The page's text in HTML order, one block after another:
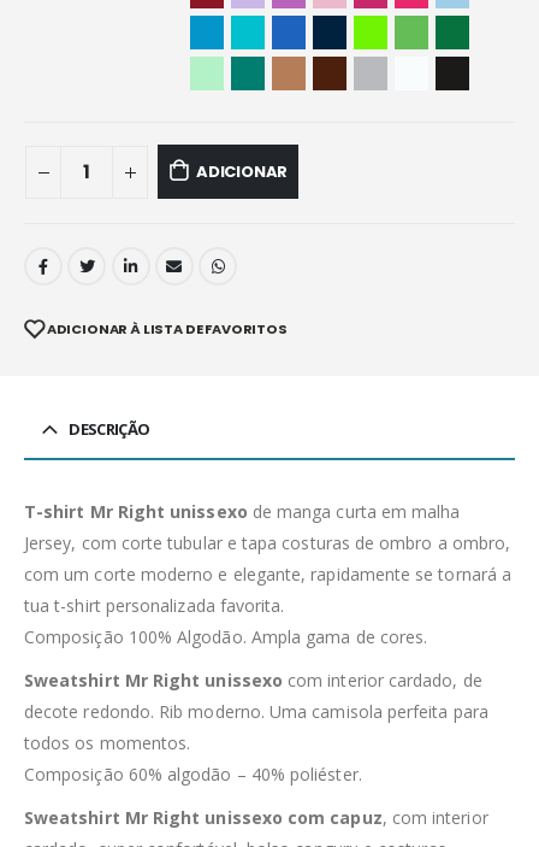
ADICIONAR
ADICIONAR À LISTA DE FAVORITOS
DESCRIÇÃO
T-shirt Mr Right unissexo de manga curta em malha
Jersey, com corte tubular e tapa costuras de ombro a ombro,
com um corte moderno e elegante, rapidamente se tornará a
tua t-shirt personalizada favorita.
Composição 100% Algodão. Ampla gama de cores.
Sweatshirt Mr Right unissexo com interior cardado, de
decote redondo. Rib moderno. Uma camisola perfeita para
todos os momentos.
Composição 60% algodão – 40% poliéster.
Sweatshirt Mr Right unissexo com capuz, com interior